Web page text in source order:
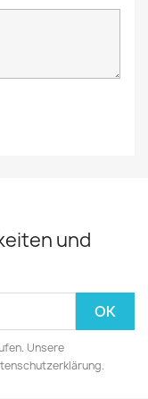
und
Unsere